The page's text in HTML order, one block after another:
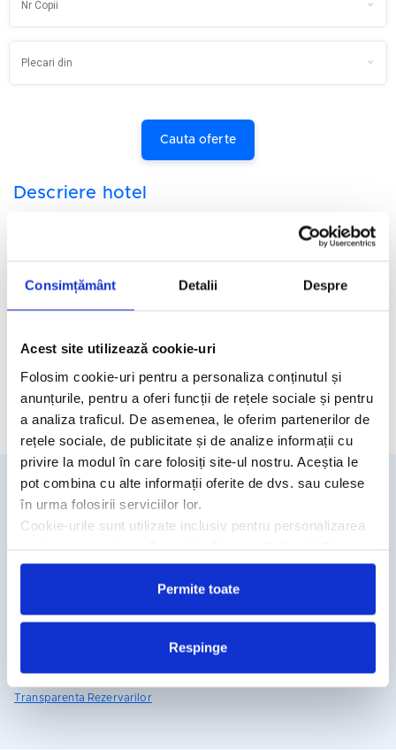
Consimțământ Detalii Despre
Acest site utilizează cookie-uri
Folosim cookie-uri pentru a personaliza conținutul și
anunțurile, pentru a oferi funcții de rețele sociale și pentru
a analiza traficul. De asemenea, le oferim partenerilor de
rețele sociale, de publicitate și de analize informații cu
privire la modul în care folosiți site-ul nostru. Aceștia le
pot combina cu alte informații oferite de dvs. sau culese
în urma folosirii serviciilor lor.
Cookie-urile sunt utilizate inclusiv pentru personalizarea
Permite toate
Respinge
Cauta oferte
Descriere hotel
600 de metri de Plaja Agia Varvara, la 700 de metri de Plaja
Facilitati hotel
Camere hotel
Cere oferta personalizata
Detalii si rezervari
rezervari@travelmatters.ro
Licente TravelMatters
Vezi Licenta de Turism
Transparenta Rezervarilor